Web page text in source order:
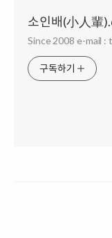
소인배(小人輩
Since 2008 e-mail
구독하기